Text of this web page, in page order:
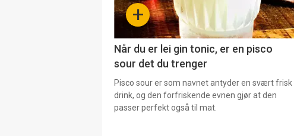
+
Når du er lei gin tonic, er en pisco
sour det du trenger
Pisco sour er som navnet antyder en svært frisk
drink, og den forfriskende evnen gjør at den
passer perfekt også til mat.